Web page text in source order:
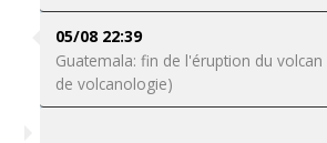
05/08 22:39
Guatemala: fin de l'éruption du
de volcanologie)